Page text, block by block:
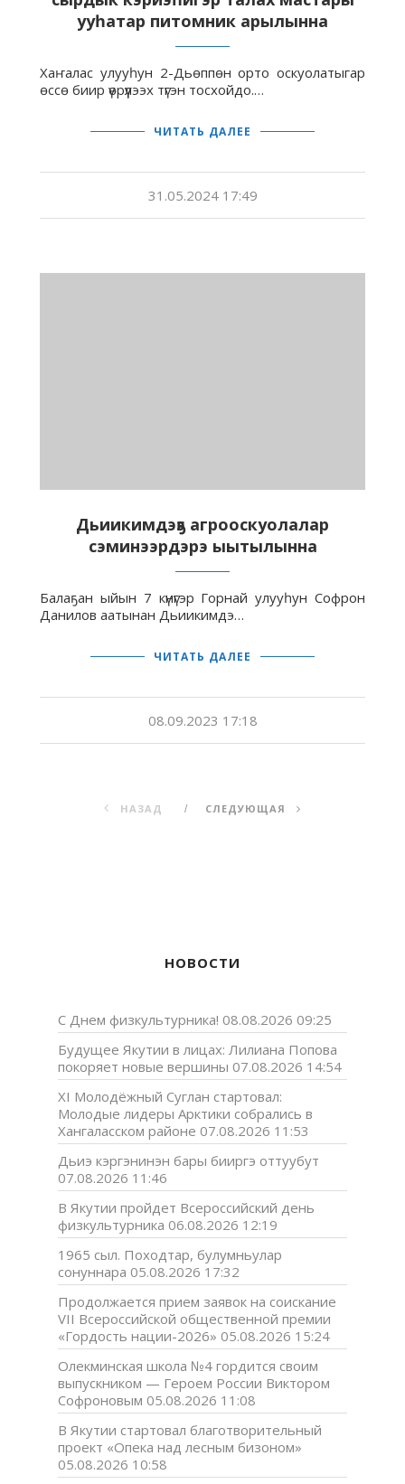
ууһатар питомник арылынна
Хаҥалас улууһун 2-Дьөппөн орто оскуолатыгар
өссө биир үөрүүлээх түгэн тосхойдо.…
ЧИТАТЬ ДАЛЕЕ
31.05.2024 17:49
Дьиикимдэҕэ агрооскуолалар
сэминээрдэрэ ыытылынна
Балаҕан ыйын 7 күнүгэр Горнай улууһун Софрон
Данилов аатынан Дьиикимдэ…
ЧИТАТЬ ДАЛЕЕ
08.09.2023 17:18
НАЗАД СЛЕДУЮЩАЯ
НОВОСТИ
С Днем физкультурника! 08.08.2026 09:25
Будущее Якутии в лицах: Лилиана Попова
покоряет новые вершины 07.08.2026 14:54
XI Молодёжный Суглан стартовал:
Молодые лидеры Арктики собрались в
Хангаласском районе 07.08.2026 11:53
Дьиэ кэргэнинэн бары бииргэ оттуубут
07.08.2026 11:46
В Якутии пройдет Всероссийский день
физкультурника 06.08.2026 12:19
1965 сыл. Походтар, булумньулар
сонуннара 05.08.2026 17:32
Продолжается прием заявок на соискание
VII Всероссийской общественной премии
«Гордость нации-2026» 05.08.2026 15:24
Олекминская школа №4 гордится своим
выпускником — Героем России Виктором
Софроновым 05.08.2026 11:08
В Якутии стартовал благотворительный
проект «Опека над лесным бизоном»
05.08.2026 10:58